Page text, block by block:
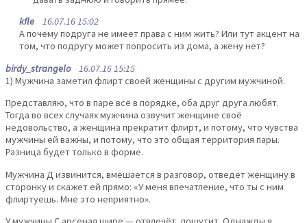
kfle 16.07.16 15:02
А почему подруга не имеет права с ним жить? Или тут акцент на
том, что подругу может попросить из дома, а жену нет?
birdy_strangelo16.07.16 15:15
1) Мужчина заметил флирт своей женщины с другим мужчиной.
Представляю, что в паре всё в порядке, оба друг друга любят.
Тогда во всех случаях мужчина озвучит женщине своё
недовольство, а женщина прекратит флирт, и потому, что чувства
мужчины ей важны, и потому, что это общая территория пары.
Разница будет только в форме.
Мужчина Д извинится, вмешается в разговор, отведёт женщину в
сторонку и скажет ей прямо: «У меня впечатление, что ты с ним
флиртуешь. Мне это неприятно».